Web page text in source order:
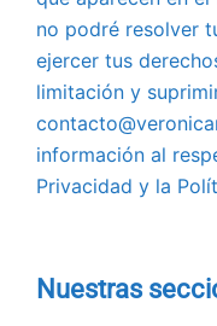
no podré resolver
ejercer tus
limitación y
información al
Privacidad y la
Nuestras